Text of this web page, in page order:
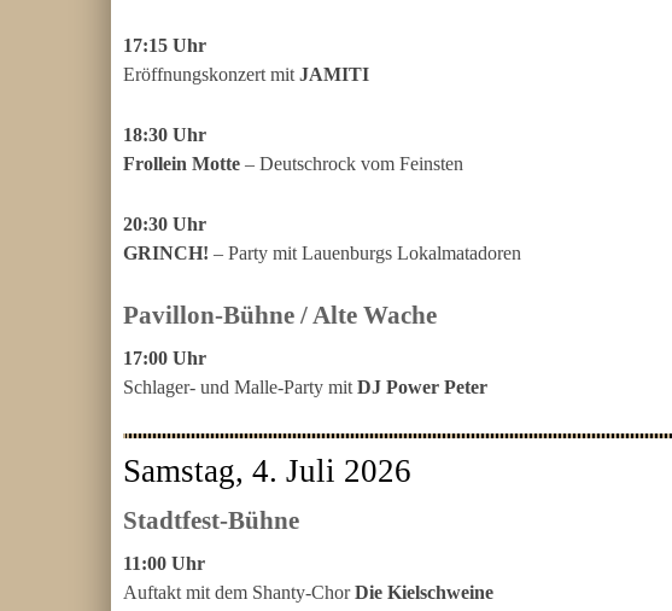
17:15 Uhr
Eröffnungskonzert mit JAMITI
18:30 Uhr
Frollein Motte – Deutschrock vom Feinsten
20:30 Uhr
GRINCH! – Party mit Lauenburgs Lokalmatadoren
Pavillon-Bühne / Alte Wache
17:00 Uhr
Schlager- und Malle-Party mit DJ Power Peter
Samstag, 4. Juli 2026
Stadtfest-Bühne
11:00 Uhr
Auftakt mit dem Shanty-ChorDie Kielschweine